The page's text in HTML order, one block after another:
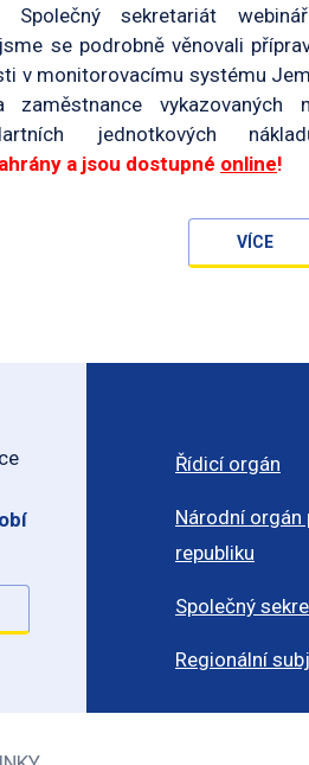
Společný sekretariát
se podrobně věnovali
v monitorovacímu systému
vykazovaných
jednotkových
a jsou dostupné online!
VÍCE
Řídicí orgán
Národní orgán
republiku
Společný
Regionální